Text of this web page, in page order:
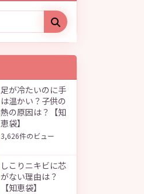
足が冷たいのに手
は温かい？子供の
熱の原因は？【知
恵袋】
3,626件のビュー
しこりニキビに芯
がない理由は？
【知恵袋】